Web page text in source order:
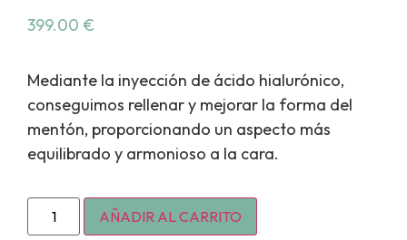
399.00 €
Mediante la inyección de ácido hialurónico,
conseguimos rellenar y mejorar la forma del
mentón, proporcionando un aspecto más
equilibrado y armonioso a la cara.
AÑADIR AL CARRITO